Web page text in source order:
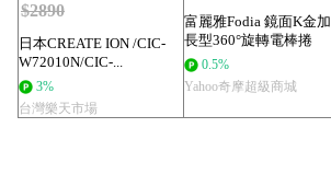
$2890
日本CREATE ION /CIC-
W72010N/CIC-...
3%
台灣樂天市場
富麗雅Fodia 鏡面K金加
長型360°旋轉電棒捲
HA00...
0.5%
Yahoo奇摩超級商城